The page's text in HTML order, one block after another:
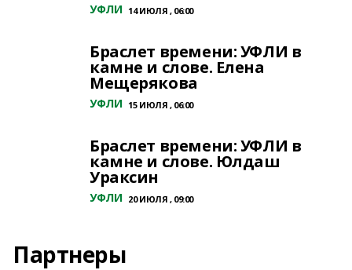
УФЛИ 14 ИЮЛЯ , 06:00
Браслет времени: УФЛИ в
камне и слове. Елена
Мещерякова
УФЛИ 15 ИЮЛЯ , 06:00
Браслет времени: УФЛИ в
камне и слове. Юлдаш
Ураксин
УФЛИ 20 ИЮЛЯ , 09:00
Партнеры